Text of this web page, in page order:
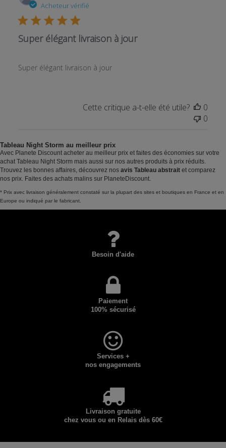
Acheteur vérifié
Super élégant livraison à jour
Super élégant livraison à jour
Cette critique a-t-elle été utile?
0
0
Tableau Night Storm au meilleur prix
Avec Planete Discount acheter au meilleur prix et faites des économies sur votre
achat Tableau Night Storm mais aussi sur nos autres produits à prix réduits.
Trouvez les bonnes affaires, découvrez nos avis Tableau abstrait et comparez
nos prix. Faites des achats malins sur PlaneteDiscount.
* Prix avec livraison généralement constaté sur la plupart des sites et boutiques en France et en
Europe ou indiqué par le fabricant.
Besoin d'aide
Paiement
100% sécurisé
Services +
nos engagements
Livraison gratuite
chez vous ou en Relais dès 60€